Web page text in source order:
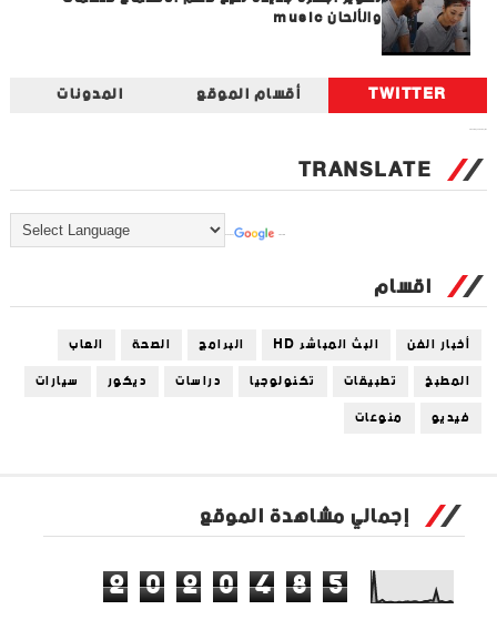
والألحان music
TWITTER أقسام الموقع المدونات
TRANSLATE
اقسام
أخبار الفن البث المباشر HD البرامج الصحة
العاب
المطبخ
تطبيقات تكنولوجيا دراسات ديكور
سيارات
فيديو
منوعات
إجمالي مشاهدة الموقع
2 0 2 0 4 8 5